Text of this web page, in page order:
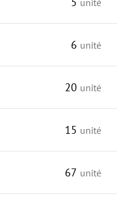
6 unité
20 unité
15 unité
67 unité